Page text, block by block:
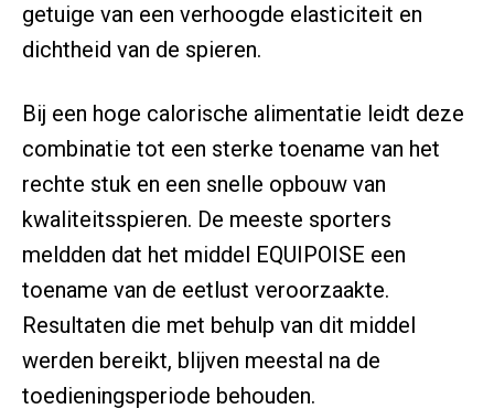
getuige van een verhoogde elasticiteit en
dichtheid van de spieren.
Bij een hoge calorische alimentatie leidt deze
combinatie tot een sterke toename van het
rechte stuk en een snelle opbouw van
kwaliteitsspieren. De meeste sporters
meldden dat het middel EQUIPOISE een
toename van de eetlust veroorzaakte.
Resultaten die met behulp van dit middel
werden bereikt, blijven meestal na de
toedieningsperiode behouden.